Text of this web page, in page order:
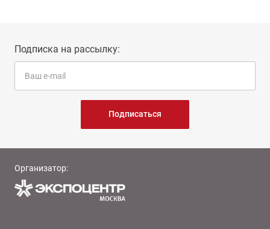
Подписка на рассылку:
Подписаться
Организатор: